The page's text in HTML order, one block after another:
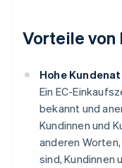
Vorteile von
Hohe
Ein EC-
bekannt und
Kundinnen und
anderen
sind, Kundinnen